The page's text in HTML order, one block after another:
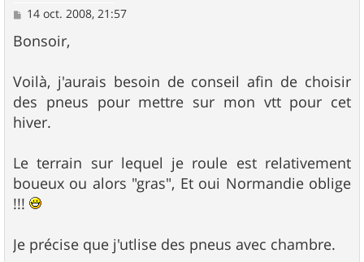
M
s
s
g
e
14 oct. 2008, 21:57
Bonsoir,
Voilà, j'aurais besoin de conseil afin de choisir
des pneus pour mettre sur mon vtt pour cet
hiver.
Le terrain sur lequel je roule est relativement
boueux ou alors "gras", Et oui Normandie oblige
!!!
Je précise que j'utlise des pneus avec chambre.